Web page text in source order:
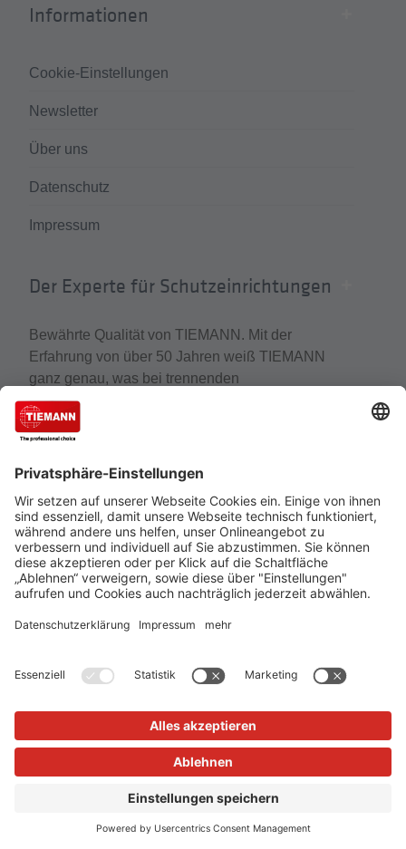
Informationen
Cookie-Einstellungen
Newsletter
Über uns
Datenschutz
Impressum
Der Experte für Schutzeinrichtungen
Bewährte Qualität von TIEMANN. Mit der
Erfahrung von über 50 Jahren weiß TIEMANN
ganz genau, was bei trennenden
Distanzschutzeinrichtungen wirklich zählt. Der
Experte für Schutzeinrichtungen, Schutzzäune und
Gittertrennwände gehört zu den führenden
Unternehmen, wenn es um den Schutz von
Mensch, Maschine und Anlagen geht.
Cookie-Einstellungen Über uns
TIEMANN - Fachhändler werden
Versand und Zahlungsbedingungen
Datenschutz Impressum
Verkauf nur an Unternehmer, Gewerbetreibende, Freiberufler
Sinne des §13 BGB. Angebote freibleibend. Solange der Vorrat
Alle Preise in Euro zzgl. MwSt. und Versandkosten